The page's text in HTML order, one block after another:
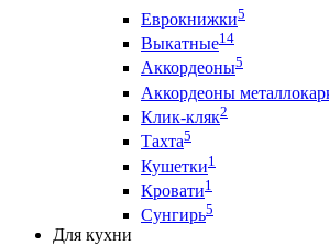
Еврокнижки5
Выкатные14
Аккордеоны5
Аккордеоны
Клик-кляк2
Тахта5
Кушетки1
Кровати1
Сунгирь5
Для кухни